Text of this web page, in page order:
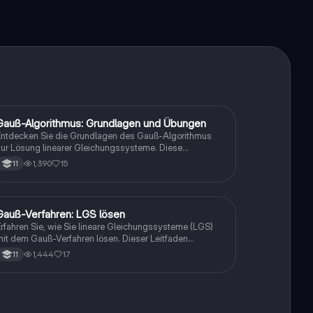
MatheAlgorithmus: Grundlagen und Übungen
Sie die Grundlagen des Gauß-Algorithmus
Lösung linearer Gleichungssysteme. Diese
bietet eine umfassende Einführung in das
Anwendungsbeispiele, sowie
auch Informationen über Carl Friedrich Gauß und
bedeutenden Beiträge zur Mathematik.
11 1,390 15
MatheVerfahren: LGS lösen
Sie, wie Sie lineare Gleichungssysteme (LGS)
dem Gauß-Verfahren lösen. Dieser Leitfaden
die erlaubten Rechenoperationen, die
in Stufenform und bietet ein detailliertes
11 1,444 17